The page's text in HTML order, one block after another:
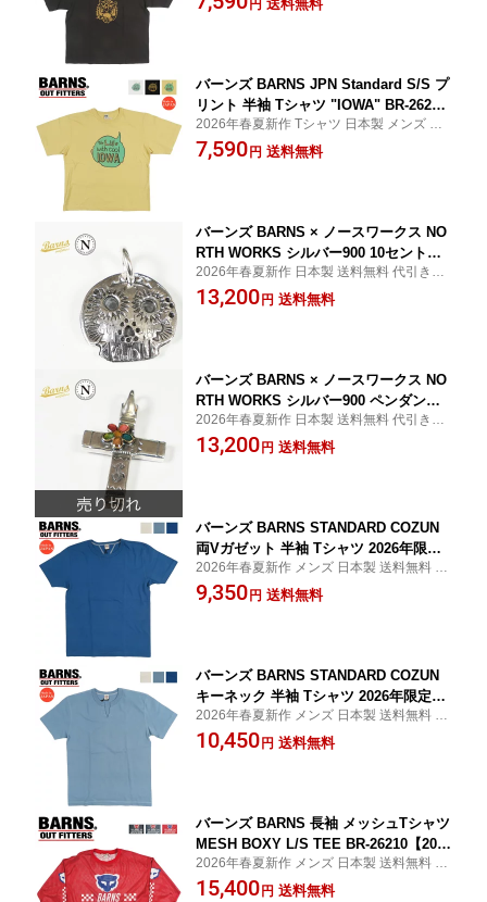
円 送料無料
バーンズ BARNS JPN Standard S/S プ
リント 半袖 Tシャツ "IOWA" BR-26254
【2026年春夏新作】
2026年春夏新作 Tシャツ 日本製 メンズ 送
料無料 代引き手数料無料
7,590 円 送料無料
バーンズ BARNS × ノースワークス NO
RTH WORKS シルバー900 10セントコ
イン ペンダントトップ MEXICAN SKU
LL BR-7011W 【2026年春夏新作】
2026年春夏新作 日本製 送料無料 代引き手
数料無料
13,200 円 送料無料
バーンズ BARNS × ノースワークス NO
RTH WORKS シルバー900 ペンダント
トップ CROSS FLOWER BR-7014W
【2026年春夏新作】
2026年春夏新作 日本製 送料無料 代引き手
数料無料
13,200 円 送料無料
バーンズ BARNS STANDARD COZUN
両Vガゼット 半袖 Tシャツ 2026年限定
カラー BR-8145【2026年春夏新作】
2026年春夏新作 メンズ 日本製 送料無料 代
引き手数料無料
9,350 円 送料無料
バーンズ BARNS STANDARD COZUN
キーネック 半袖 Tシャツ 2026年限定カ
ラー BR-8147 【2026年春夏新作】
2026年春夏新作 メンズ 日本製 送料無料 代
引き手数料無料
10,450 円 送料無料
バーンズ BARNS 長袖 メッシュTシャツ
MESH BOXY L/S TEE BR-26210【2026
年春夏新作】
2026年春夏新作 メンズ 日本製 送料無料 代
引手数料無料
15,400 円 送料無料